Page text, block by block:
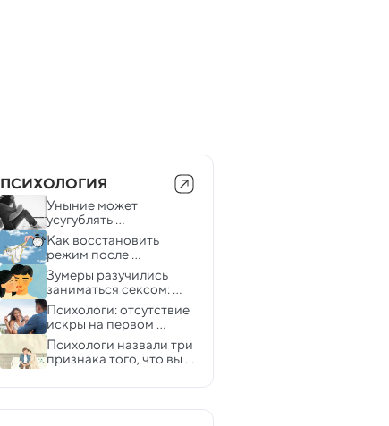
ПСИХОЛОГИЯ
Уныние может
усугублять
хроническую боль:
исследование
Как восстановить
режим после
праздников
Зумеры разучились
заниматься сексом:
психологи объяснили,
в чем причина
Психологи: отсутствие
искры на первом
свидании — не всегда
плохо
Психологи назвали три
признака того, что вы
чувствуете себя в
безопасности в